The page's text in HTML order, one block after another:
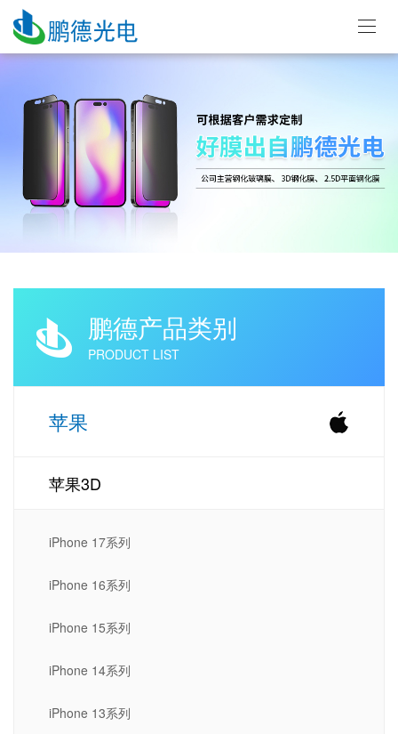
鹏德产品类别
PRODUCT LIST
苹果
苹果3D
iPhone 17系列
iPhone 16系列
iPhone 15系列
iPhone 14系列
iPhone 13系列